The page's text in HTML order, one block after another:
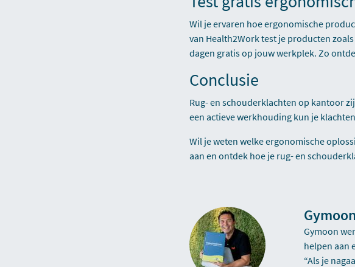
Wil je ervaren hoe ergonomische
van Health2Work test je producten
dagen gratis op jouw werkplek. Zo
Conclusie
Rug- en schouderklachten op kantoor
een actieve werkhouding kun je
Wil je weten welke ergonomische
aan en ontdek hoe je rug- en
Gymoon
helpen aan
“Als je